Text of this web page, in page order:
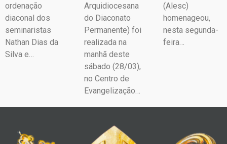
ordenação
diaconal dos
seminaristas
Nathan Dias da
Silva e…
Arquidiocesana
do Diaconato
Permanente) foi
realizada na
manhã deste
sábado (28/03),
no Centro de
Evangelização…
(Alesc)
homenageou,
nesta segunda-
feira…